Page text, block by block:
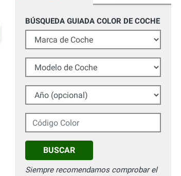
BÚSQUEDA GUIADA COLOR DE COCHE
Marca de Coche
Modelo de Coche
Año (opcional)
Código Color
BUSCAR
Siempre recomendamos comprobar el